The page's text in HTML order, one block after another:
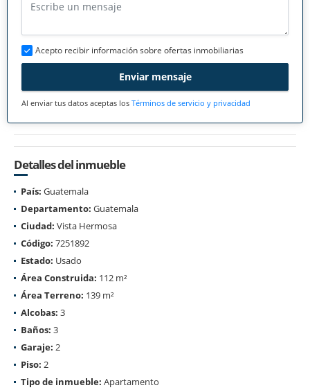
Acepto recibir información sobre ofertas inmobiliarias
Enviar mensaje
Al enviar tus datos aceptas los Términos de servicio y privacidad
Detalles del inmueble
País: Guatemala
Departamento: Guatemala
Ciudad: Vista Hermosa
Código: 7251892
Estado: Usado
Área Construida: 112 m²
Área Terreno: 139 m²
Alcobas: 3
Baños: 3
Garaje: 2
Piso: 2
Tipo de inmueble: Apartamento